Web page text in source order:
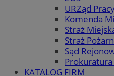
URZąd
Komenda
Straż
Straż
Sąd
KATALOG FIRM